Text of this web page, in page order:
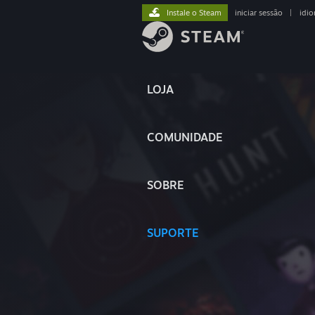
LOJA
COMUNIDADE
SOBRE
SUPORTE
Instale o Steam iniciar sessão